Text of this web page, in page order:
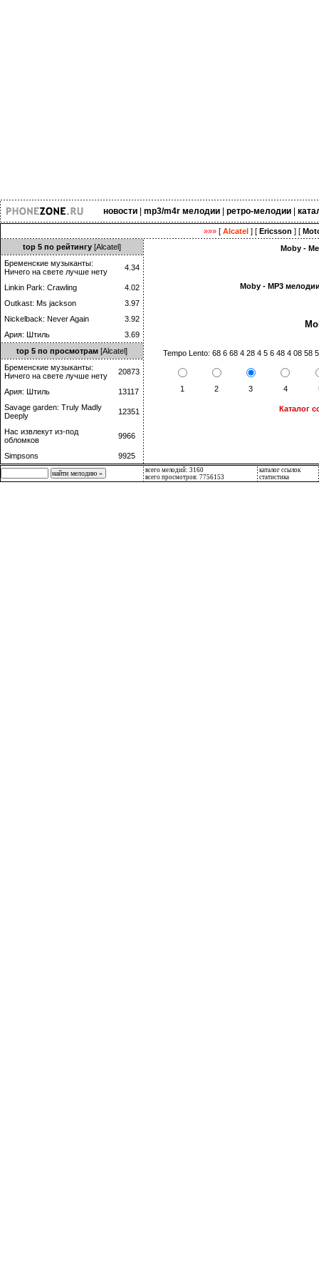
новости| mp3/m4r мелодии| ретро-мелодии|
»»»[ Alcatel] [ Ericsson ] [
top 5 по рейтингу [Alcatel]
Бременские музыканты:
Ничего на свете лучше нету
4.34
Linkin Park: Crawling
4.02
Outkast: Ms jackson
3.97
Nickelback: Never Again
3.92
Ария: Штиль
3.69
top 5 по просмотрам [Alcatel]
Бременские музыканты:
Ничего на свете лучше нету
20873
Ария: Штиль
13117
Savage garden: Truly Madly
Deeply
12351
Нас извлекут из-под
обломков
9966
Simpsons 9925
Moby -
Moby - MP3
Tempo Lento: 68 6 68 4 28 4 5 6 48 4 08 58
1 2 3 4
Каталог
всего мелодий: 3160
всего просмотров: 7756153
каталог ссылок
статистика